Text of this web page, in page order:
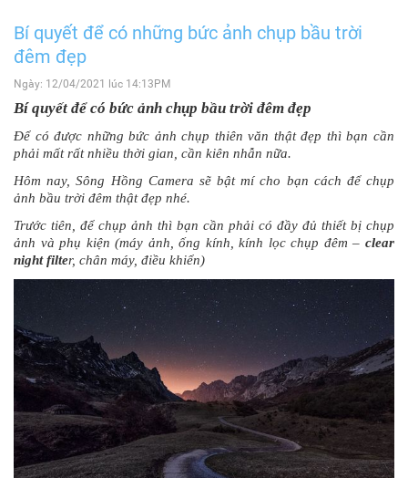
Bí quyết để có những bức ảnh chụp bầu trời
đêm đẹp
Ngày: 12/04/2021 lúc 14:13PM
Bí quyết để có bức ảnh chụp bầu trời đêm đẹp
Để có được những bức ảnh chụp thiên văn thật đẹp thì bạn cần
phải mất rất nhiều thời gian, cần kiên nhẫn nữa.
Hôm nay, Sông Hồng Camera sẽ bật mí cho bạn cách để chụp
ảnh bầu trời đêm thật đẹp nhé.
Trước tiên, để chụp ảnh thì bạn cần phải có đầy đủ thiết bị chụp
ảnh và phụ kiện (máy ảnh, ống kính, kính lọc chụp đêm – clear
night filter, chân máy, điều khiển)